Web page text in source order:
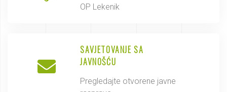
OP Lekenik
SAVJETOVANJE SA
JAVNOŠĆU
Pregledajte otvorene javne